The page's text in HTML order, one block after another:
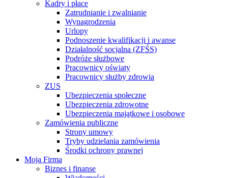
Kadry i płace
Zatrudnianie i zwalnianie
Wynagrodzenia
Urlopy
Podnoszenie kwalifikacji i awanse
Działalność socjalna (ZFŚS)
Podróże służbowe
Pracownicy oświaty
Pracownicy służby zdrowia
ZUS
Ubezpieczenia społeczne
Ubezpieczenia zdrowotne
Ubezpieczenia majątkowe i osobowe
Zamówienia publiczne
Strony umowy
Tryby udzielania zamówienia
Środki ochrony prawnej
Moja Firma
Biznes i finanse